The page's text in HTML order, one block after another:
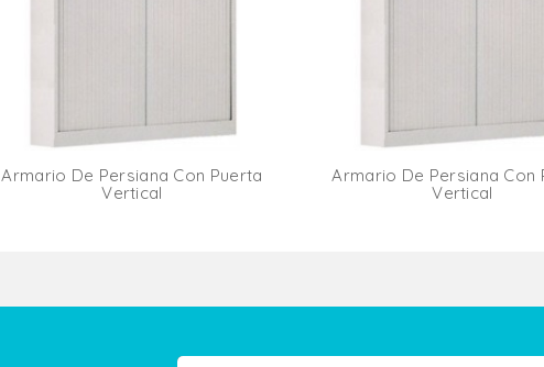
Armario De Persiana Con Puerta
Vertical
Armario De Persiana Con
Vertical